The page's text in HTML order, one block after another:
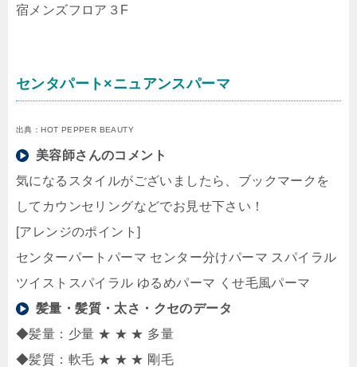
宿メンズフロア３F
センタパート×ニュアンスパーマ
出典：HOT PEPPER BEAUTY
美容師さんのコメント
気になるスタイルがございましたら、ブックマークを
してカウンセリングなどでお見せ下さい！
[アレンジのポイント]
センターパートパーマ センター分けパーマ スパイラル
ツイストスパイラル ゆるめパーマ くせ毛風パーマ
髪量・髪質・太さ・クセのデータ
◆髪量：少量 ★ ★ ★ 多量
◆髪質：軟毛 ★ ★ ★ 剛毛